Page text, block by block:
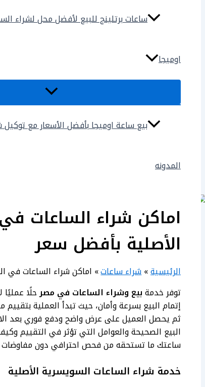
ساعات برتلينج للبيع لأفضل محل لشراء
اوميجا
بيع ساعة اوميجا بأفضل الأسعار مع توكيل
المدونه
اماكن شراء الساعات
الأصلية بأفضل سعر
الرئيسية شراء ساعات اماكن شراء الساعات في
توفر خدمةبيع وشراء الساعات في مصرحلًا عمليًا
إتمام البيع بسرعة وأمان، حيث تبدأ العملية
ثم يحصل العميل على عرض واضح ودفع فوري بعد
البيع الصحيحة والعوامل التي تؤثر في
ساعتك ما تستحقه من فحص احترافي دون مفاوضات
خدمة شراء الساعات السويسرية الأصلية